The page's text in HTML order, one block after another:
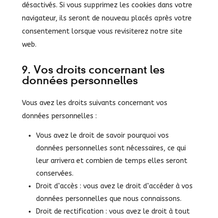
désactivés. Si vous supprimez les cookies dans votre
navigateur, ils seront de nouveau placés après votre
consentement lorsque vous revisiterez notre site
web.
9. Vos droits concernant les
données personnelles
Vous avez les droits suivants concernant vos
données personnelles :
Vous avez le droit de savoir pourquoi vos
données personnelles sont nécessaires, ce qui
leur arrivera et combien de temps elles seront
conservées.
Droit d’accès : vous avez le droit d’accéder à vos
données personnelles que nous connaissons.
Droit de rectification : vous avez le droit à tout